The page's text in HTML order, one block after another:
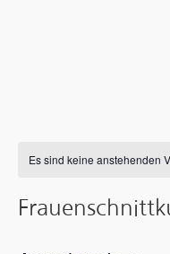
Es sind keine anstehenden